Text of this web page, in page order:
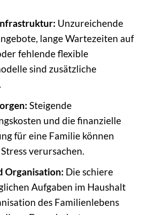
Unzureichende
lange Wartezeiten auf
fehlende flexible
sind zusätzliche
Steigende
und die finanzielle
für eine Familie können
verursachen.
Organisation: Die schiere
Aufgaben im Haushalt
des Familienlebens